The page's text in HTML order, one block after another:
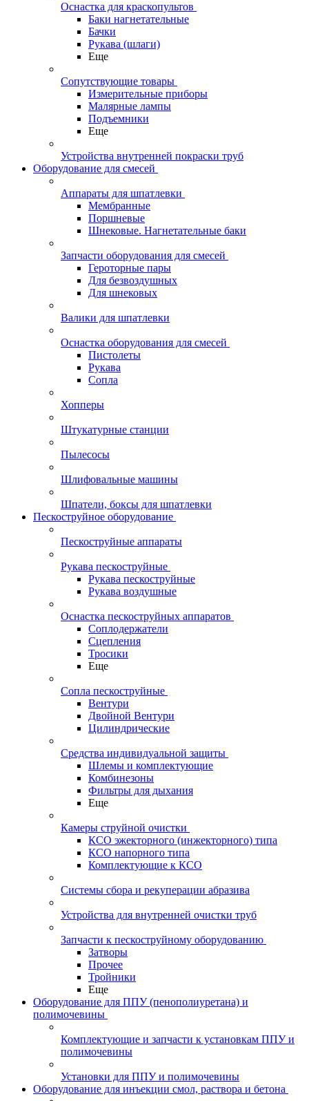
Оснастка для краскопультов
Баки нагнетательные
Бачки
Рукава (шлаги)
Еще
Сопутствующие товары
Измерительные приборы
Малярные лампы
Подъемники
Еще
Устройства внутренней покраски труб
Оборудование для смесей
Аппараты для шпатлевки
Мембранные
Поршневые
Шнековые. Нагнетательные баки
Запчасти оборудования для смесей
Героторные пары
Для безвоздушных
Для шнековых
Валики для шпатлевки
Оснастка оборудования для смесей
Пистолеты
Рукава
Сопла
Хопперы
Штукатурные станции
Пылесосы
Шлифовальные машины
Шпатели, боксы для шпатлевки
Пескоструйное оборудование
Пескоструйные аппараты
Рукава пескоструйные
Рукава пескоструйные
Рукава воздушные
Оснастка пескоструйных аппаратов
Соплодержатели
Сцепления
Тросики
Еще
Сопла пескоструйные
Вентури
Двойной Вентури
Цилиндрические
Средства индивидуальной защиты
Шлемы и комплектующие
Комбинезоны
Фильтры для дыхания
Еще
Камеры струйной очистки
КСО эжекторного (инжекторного) типа
КСО напорного типа
Комплектующие к КСО
Системы сбора и рекуперации абразива
Устройства для внутренней очистки труб
Запчасти к пескоструйному оборудованию
Затворы
Прочее
Тройники
Еще
Оборудование для ППУ (пенополиуретана) и
полимочевины
Комплектующие и запчасти к установкам ППУ и
полимочевины
Установки для ППУ и полимочевины
Оборудование для инъекции смол, раствора и бетона